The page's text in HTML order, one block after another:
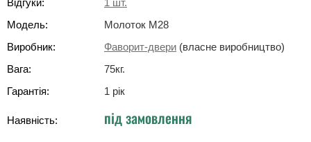
Відгуки:
1 шт.
Модель:
Молоток М28
Виробник:
Фаворит-двери (власне виробництво)
Вага:
75кг.
Гарантія:
1 рік
Наявність: під замовлення